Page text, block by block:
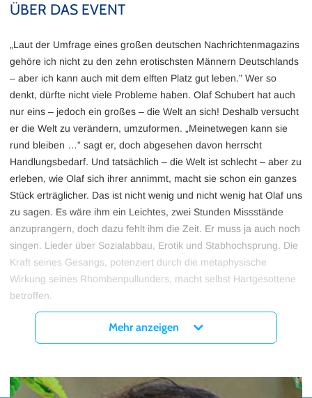
ÜBER DAS EVENT
„Laut der Umfrage eines großen deutschen Nachrichtenmagazins
gehöre ich nicht zu den zehn erotischsten Männern Deutschlands
– aber ich kann auch mit dem elften Platz gut leben.” Wer so
denkt, dürfte nicht viele Probleme haben. Olaf Schubert hat auch
nur eins – jedoch ein großes – die Welt an sich! Deshalb versucht
er die Welt zu verändern, umzuformen. „Meinetwegen kann sie
rund bleiben …” sagt er, doch abgesehen davon herrscht
Handlungsbedarf. Und tatsächlich – die Welt ist schlecht – aber zu
erleben, wie Olaf sich ihrer annimmt, macht sie schon ein ganzes
Stück erträglicher. Das ist nicht wenig und nicht wenig hat Olaf uns
zu sagen. Es wäre ihm ein Leichtes, zwei Stunden Missstände
anzuprangern, doch dazu fehlt ihm die Zeit. Er muss ja auch noch
singen. Lieder über Sozialabbau, Erotik und Stabhochsprung. Die
Kraft seines Gesangs, potenziert durch die metaphysische
Wirkung seines Rhombenpullunders, macht selbst Hartgesottene
betroffen.
Tickets für OLAF SCHUBERT & Seine Freunde - Das neue
Programm in der myticket Jahrhunderthalle in Frankfurt gibt es ab
Mehr anzeigen